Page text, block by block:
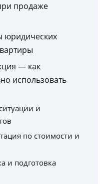
продаже
юридических
— как
использовать
и
по стоимости и
и подготовка